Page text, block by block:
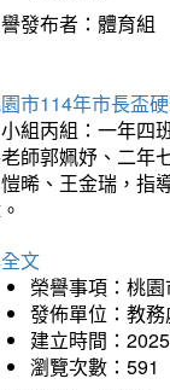
發布者：體育組
市114年市長盃
組丙組：一年四
師郭姵妤、二年
晞、王金瑞，指
文
榮譽事項：桃
發佈單位：教務
建立時間：
瀏覽次數：591